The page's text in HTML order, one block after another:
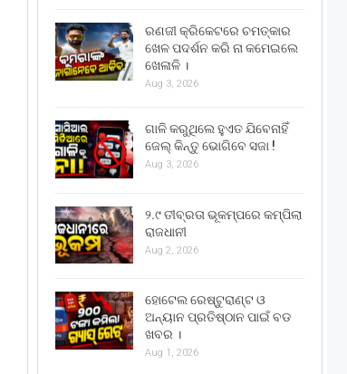
ରଣଜୀ କ୍ରିକେଟରେ ଚମତ୍କାର
ଖେଳ ପଦର୍ଶନ କରି ନା କମେଇଲେ
ଖେଳାଳି ।
Aug 3, 2026
ଗାଳି କରୁଥିଲେ ହୁଏତ ଯିବେନାହିଁ
ଜେଲ୍ କିନ୍ତୁ ଭୋଗିବେ ସଜା !
Aug 3, 2026
୨.୯ ତୀବ୍ରତା ଭୂକମ୍ପରେ କମ୍ପିଲା
ରାଜଧାନୀ
Aug 2, 2026
ହୋଟେଲ ରେଷ୍ଟୁରାଣ୍ଟ ଓ
ଅନ୍ୟାନ ପ୍ରତିଷ୍ଠାନ ପାଇଁ ବଡ
ଖବର ।
Aug 1, 2026